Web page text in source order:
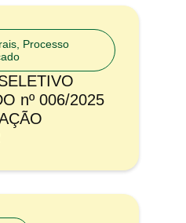
Processo
nº 006/2025